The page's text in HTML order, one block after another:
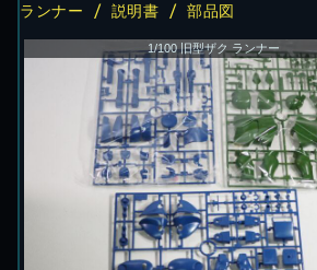
ランナー / 説明書 / 部品図
1/100 旧型ザク ランナー